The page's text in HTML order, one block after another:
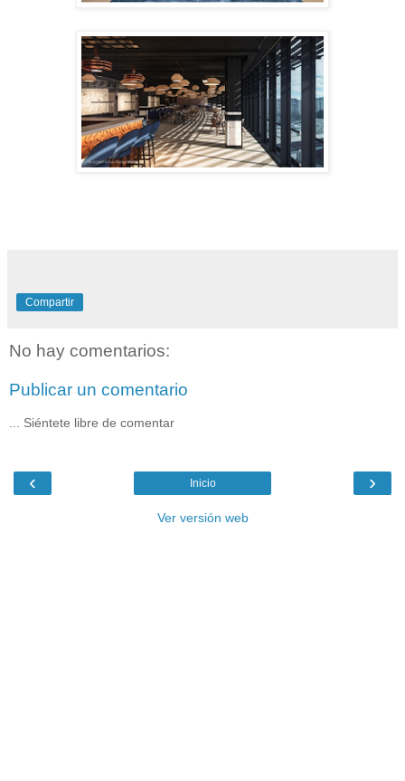
Compartir
No hay comentarios:
Publicar un comentario
... Siéntete libre de comentar
‹ ›
Inicio
Ver versión web